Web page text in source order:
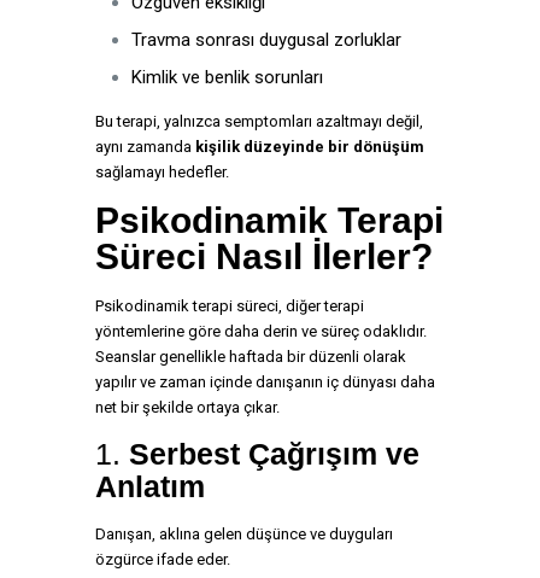
Travma sonrası duygusal zorluklar
Kimlik ve benlik sorunları
Bu terapi, yalnızca semptomları azaltmayı değil,
aynı zamanda kişilik düzeyinde bir dönüşüm
sağlamayı hedefler.
Psikodinamik Terapi
Süreci Nasıl İlerler?
Psikodinamik terapi süreci, diğer terapi
yöntemlerine göre daha derin ve süreç odaklıdır.
Seanslar genellikle haftada bir düzenli olarak
yapılır ve zaman içinde danışanın iç dünyası daha
net bir şekilde ortaya çıkar.
1. Serbest Çağrışım ve
Anlatım
Danışan, aklına gelen düşünce ve duyguları
özgürce ifade eder.